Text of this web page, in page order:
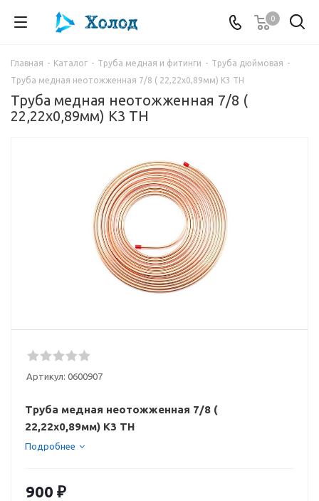
0
Главная - Каталог - Труба медная и фитинги - Труба дюймовая -
Труба медная неотожженная 7/8 ( 22,22x0,89мм) K3 TH
Труба медная неотожженная 7/8 (
22,22x0,89мм) K3 TH
Артикул: 0600907
Труба медная неотожженная 7/8 (
22,22x0,89мм) K3 TH
Подробнее
900 ₽